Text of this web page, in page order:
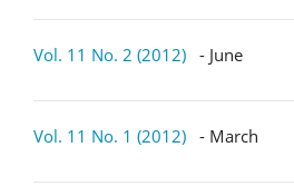
Vol. 11 No. 2 (2012) - June
Vol. 11 No. 1 (2012) - March